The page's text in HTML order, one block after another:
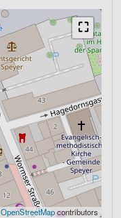
⛶
OpenStreetMapcontributors